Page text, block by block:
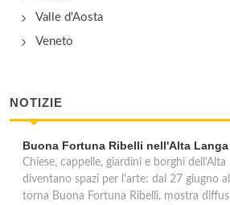
Valle d'Aosta
Veneto
NOTIZIE
Buona Fortuna Ribelli nell'Alta Langa
Chiese, cappelle, giardini e borghi dell'Alta
diventano spazi per l'arte: dal 27 giugno
torna Buona Fortuna Ribelli, mostra